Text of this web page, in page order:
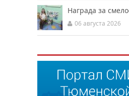
Награда за
06 августа 2026